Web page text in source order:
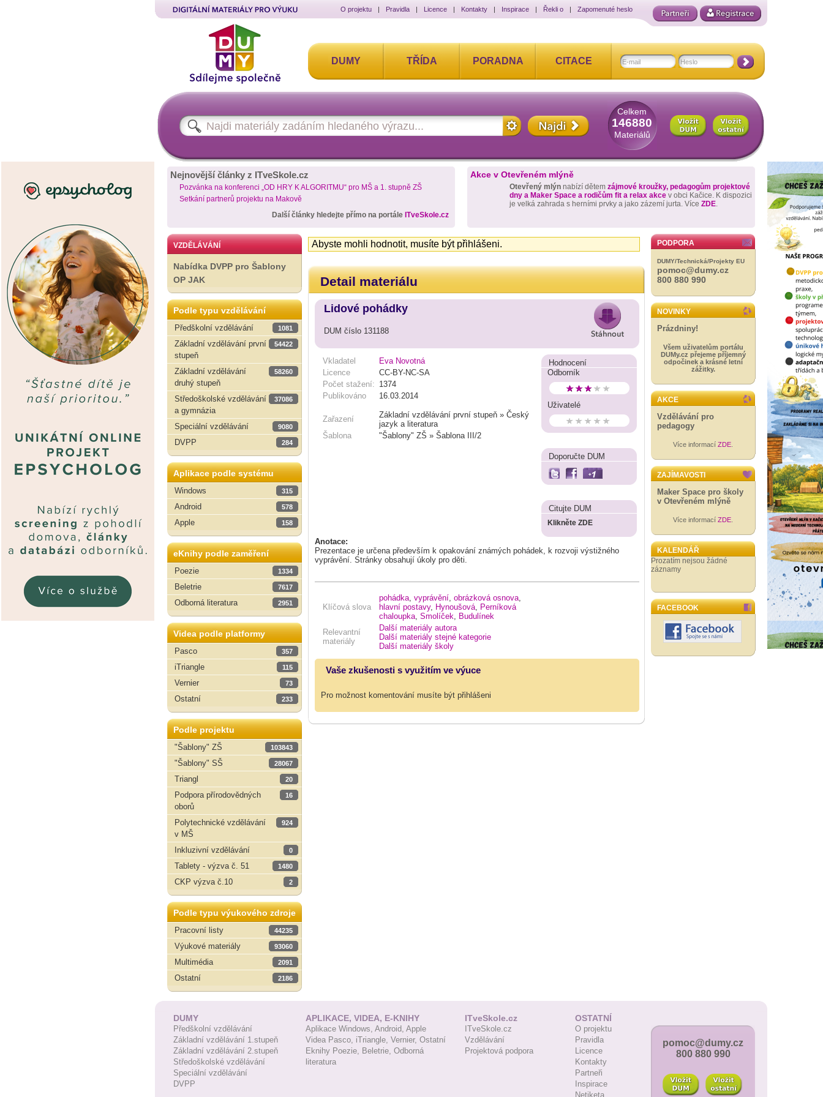
O projektu | Pravidla | Licence | Kontakty | Inspirace | Řekli o | Zapomenuté heslo
DUMY TŘÍDA PORADNA CITACE
Celkem
146880
Materiálů
Nejnovější články z ITveSkole.cz
Pozvánka na konferenci „OD HRY K ALGORITMU“ pro MŠ a 1. stupně ZŠ
Setkání partnerů projektu na Makově
Další články hledejte přímo na portále ITveSkole.cz
Akce v Otevřeném mlýně
Otevřený mlýn nabízí dětem zájmové kroužky, pedagogům projektové
dny a Maker Space a rodičům fit a relax akce v obci Kačice. K dispozici
je velká zahrada s herními prvky a jako zázemí jurta. Více ZDE.
VZDĚLÁVÁNÍ
Nabídka DVPP pro Šablony
OP JAK
Podle typu vzdělávání
Předškolní vzdělávání
1081
Základní vzdělávání první
stupeň
54422
Základní vzdělávání
druhý stupeň
58260
Středoškolské vzdělávání
a gymnázia
37086
Speciální vzdělávání 9080
DVPP 284
Aplikace podle systému
Windows
315
Android 578
Apple 158
eKnihy podle zaměření
Poezie
1334
Beletrie 7617
Odborná literatura 2951
Videa podle platformy
Pasco
357
iTriangle 115
Vernier 73
Ostatní 233
Podle projektu
"Šablony" ZŠ
103843
"Šablony" SŠ 28067
Triangl 20
Podpora přírodovědných
oborů
16
Polytechnické vzdělávání
v MŠ
924
Inkluzivní vzdělávání 0
Tablety - výzva č. 51 1480
CKP výzva č.10 2
Podle typu výukového zdroje
Pracovní listy
44235
Výukové materiály 93060
Multimédia 2091
Ostatní 2186
Abyste mohli hodnotit, musíte být přihlášeni.
Detail materiálu
Lidové pohádky
DUM číslo 131188
Vkladatel
Eva Novotná
Licence
CC-BY-NC-SA
Počet stažení: 1374
Publikováno
16.03.2014
Zařazení
Základní vzdělávání první stupeň » Český
jazyk a literatura
Šablona
"Šablony" ZŠ » Šablona III/2
Hodnocení
Odborník
Uživatelé
Doporučte DUM
Citujte DUM
Klikněte ZDE
Anotace:
Prezentace je určena především k opakování známých pohádek, k rozvoji výstižného
vyprávění. Stránky obsahují úkoly pro děti.
Klíčová slova
pohádka vyprávění obrázková osnova
hlavní postavy, Hynoušová
Perníková
chaloupka Smolíček
Budulínek
Relevantní
materiály
Další materiály autora
Další materiály stejné kategorie
Další materiály školy
Vaše zkušenosti s využitím ve výuce
Pro možnost komentování musíte být přihlášeni
PODPORA
DUMY/Technická/Projekty EU
pomoc@dumy.cz
800 880 990
NOVINKY
Prázdniny!
Všem uživatelům portálu
DUMy.cz přejeme příjemný
odpočinek a krásné letní
zážitky.
AKCE
Vzdělávání pro
pedagogy
Více informací ZDE
ZAJÍMAVOSTI
Maker Space pro školy
v Otevřeném mlýně
Více informací ZDE
KALENDÁŘ
Prozatím nejsou žádné
záznamy
FACEBOOK
DUMY
Předškolní vzdělávání
Základní vzdělávání 1.stupeň
Základní vzdělávání 2.stupeň
Středoškolské vzdělávání
Speciální vzdělávání
DVPP
APLIKACE, VIDEA, E-KNIHY
Aplikace Windows, Android, Apple
Videa Pasco, iTriangle, Vernier, Ostatní
Eknihy Poezie, Beletrie, Odborná
literatura
ITveSkole.cz
ITveSkole.cz
Vzdělávání
Projektová podpora
OSTATNÍ
O projektu
Pravidla
Licence
Kontakty
Partneři
Inspirace
Netiketa
pomoc@dumy.cz
800 880 990